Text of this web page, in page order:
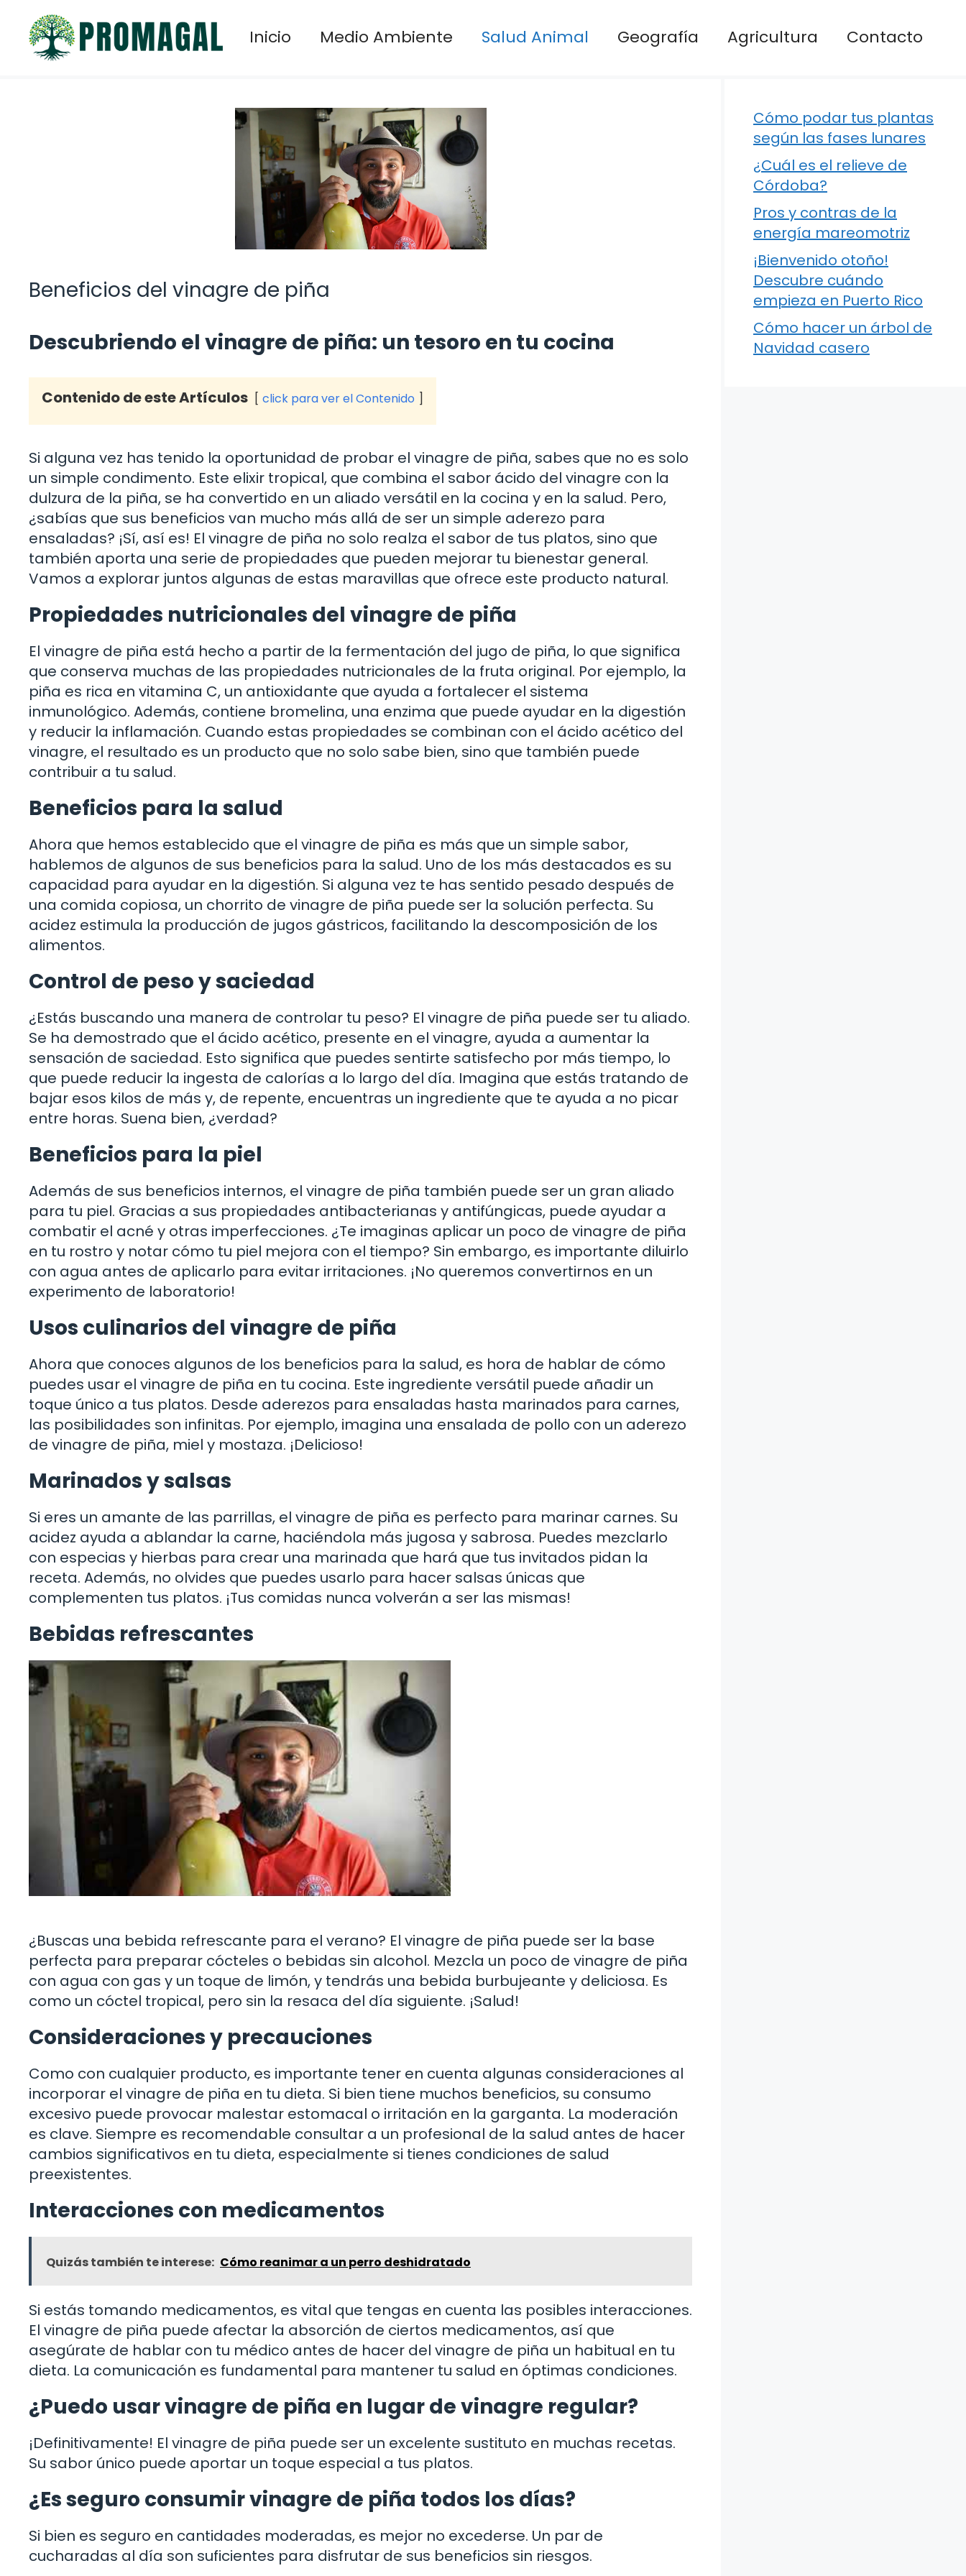
contenido
Inicio Medio Ambiente Salud Animal Geografía Agricultura Contacto
Beneficios del vinagre de piña
Descubriendo el vinagre de piña: un tesoro en tu cocina
Contenido de este Artículos click para ver el Contenido
Si alguna vez has tenido la oportunidad de probar el vinagre de piña, sabes que no es solo
un simple condimento. Este elixir tropical, que combina el sabor ácido del vinagre con la
dulzura de la piña, se ha convertido en un aliado versátil en la cocina y en la salud. Pero,
¿sabías que sus beneficios van mucho más allá de ser un simple aderezo para
ensaladas? ¡Sí, así es! El vinagre de piña no solo realza el sabor de tus platos, sino que
también aporta una serie de propiedades que pueden mejorar tu bienestar general.
Vamos a explorar juntos algunas de estas maravillas que ofrece este producto natural.
Propiedades nutricionales del vinagre de piña
El vinagre de piña está hecho a partir de la fermentación del jugo de piña, lo que significa
que conserva muchas de las propiedades nutricionales de la fruta original. Por ejemplo, la
piña es rica en vitamina C, un antioxidante que ayuda a fortalecer el sistema
inmunológico. Además, contiene bromelina, una enzima que puede ayudar en la digestión
y reducir la inflamación. Cuando estas propiedades se combinan con el ácido acético del
vinagre, el resultado es un producto que no solo sabe bien, sino que también puede
contribuir a tu salud.
Beneficios para la salud
Ahora que hemos establecido que el vinagre de piña es más que un simple sabor,
hablemos de algunos de sus beneficios para la salud. Uno de los más destacados es su
capacidad para ayudar en la digestión. Si alguna vez te has sentido pesado después de
una comida copiosa, un chorrito de vinagre de piña puede ser la solución perfecta. Su
acidez estimula la producción de jugos gástricos, facilitando la descomposición de los
alimentos.
Control de peso y saciedad
¿Estás buscando una manera de controlar tu peso? El vinagre de piña puede ser tu aliado.
Se ha demostrado que el ácido acético, presente en el vinagre, ayuda a aumentar la
sensación de saciedad. Esto significa que puedes sentirte satisfecho por más tiempo, lo
que puede reducir la ingesta de calorías a lo largo del día. Imagina que estás tratando de
bajar esos kilos de más y, de repente, encuentras un ingrediente que te ayuda a no picar
entre horas. Suena bien, ¿verdad?
Beneficios para la piel
Además de sus beneficios internos, el vinagre de piña también puede ser un gran aliado
para tu piel. Gracias a sus propiedades antibacterianas y antifúngicas, puede ayudar a
combatir el acné y otras imperfecciones. ¿Te imaginas aplicar un poco de vinagre de piña
en tu rostro y notar cómo tu piel mejora con el tiempo? Sin embargo, es importante diluirlo
con agua antes de aplicarlo para evitar irritaciones. ¡No queremos convertirnos en un
experimento de laboratorio!
Usos culinarios del vinagre de piña
Ahora que conoces algunos de los beneficios para la salud, es hora de hablar de cómo
puedes usar el vinagre de piña en tu cocina. Este ingrediente versátil puede añadir un
toque único a tus platos. Desde aderezos para ensaladas hasta marinados para carnes,
las posibilidades son infinitas. Por ejemplo, imagina una ensalada de pollo con un aderezo
de vinagre de piña, miel y mostaza. ¡Delicioso!
Marinados y salsas
Si eres un amante de las parrillas, el vinagre de piña es perfecto para marinar carnes. Su
acidez ayuda a ablandar la carne, haciéndola más jugosa y sabrosa. Puedes mezclarlo
con especias y hierbas para crear una marinada que hará que tus invitados pidan la
receta. Además, no olvides que puedes usarlo para hacer salsas únicas que
complementen tus platos. ¡Tus comidas nunca volverán a ser las mismas!
Bebidas refrescantes
¿Buscas una bebida refrescante para el verano? El vinagre de piña puede ser la base
perfecta para preparar cócteles o bebidas sin alcohol. Mezcla un poco de vinagre de piña
con agua con gas y un toque de limón, y tendrás una bebida burbujeante y deliciosa. Es
como un cóctel tropical, pero sin la resaca del día siguiente. ¡Salud!
Consideraciones y precauciones
Como con cualquier producto, es importante tener en cuenta algunas consideraciones al
incorporar el vinagre de piña en tu dieta. Si bien tiene muchos beneficios, su consumo
excesivo puede provocar malestar estomacal o irritación en la garganta. La moderación
es clave. Siempre es recomendable consultar a un profesional de la salud antes de hacer
cambios significativos en tu dieta, especialmente si tienes condiciones de salud
preexistentes.
Interacciones con medicamentos
Quizás también te interese: Cómo reanimar a un perro deshidratado
Si estás tomando medicamentos, es vital que tengas en cuenta las posibles interacciones.
El vinagre de piña puede afectar la absorción de ciertos medicamentos, así que
asegúrate de hablar con tu médico antes de hacer del vinagre de piña un habitual en tu
dieta. La comunicación es fundamental para mantener tu salud en óptimas condiciones.
¿Puedo usar vinagre de piña en lugar de vinagre regular?
¡Definitivamente! El vinagre de piña puede ser un excelente sustituto en muchas recetas.
Su sabor único puede aportar un toque especial a tus platos.
¿Es seguro consumir vinagre de piña todos los días?
Si bien es seguro en cantidades moderadas, es mejor no excederse. Un par de
cucharadas al día son suficientes para disfrutar de sus beneficios sin riesgos.
Cómo podar tus plantas
según las fases lunares
¿Cuál es el relieve de
Córdoba?
Pros y contras de la
energía mareomotriz
¡Bienvenido otoño!
Descubre cuándo
empieza en Puerto Rico
Cómo hacer un árbol de
Navidad casero